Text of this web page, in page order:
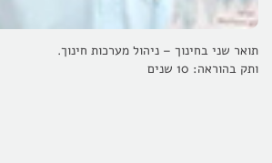
תואר שני בחינוך – ניהול מערכות חינוך.
ותק בהוראה: 10 שנים